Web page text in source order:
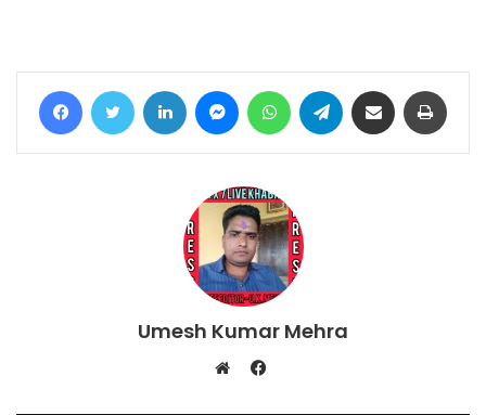
FacebookTwitter LinkedIn MessengerWhatsAppTelegram Share via Email
Umesh Kumar Mehra
Facebook